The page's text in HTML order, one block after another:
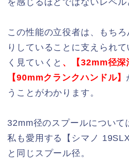
を感じるほどではないレベル
この性能の立役者は、もち
りしていることに支えられ
く見ていくと 、【32mm径深
【90mmクランクハンドル】
うことがわかります。
32mm径のスプールについて
私も愛用する【シマノ
と同じスプール径。